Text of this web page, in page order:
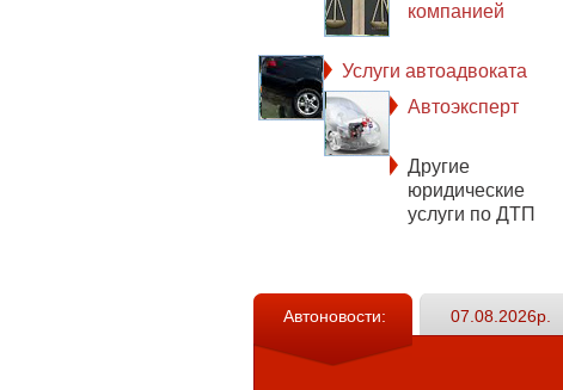
компанией
Услуги автоадвоката
Автоэксперт
Другие
юридические
услуги по ДТП
Автоновости: 07.08.2026р.